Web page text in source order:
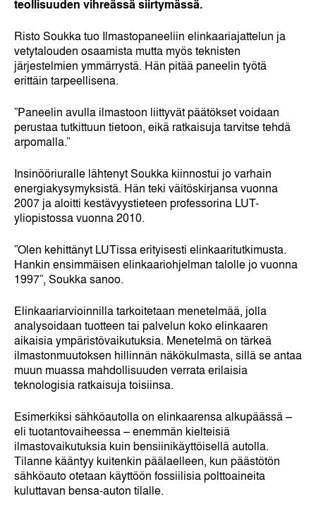
teollisuuden vihreässä siirtymässä.
Risto Soukka tuo Ilmastopaneeliin elinkaariajattelun ja
vetytalouden osaamista mutta myös teknisten
järjestelmien ymmärrystä. Hän pitää paneelin työtä
erittäin tarpeellisena.
”Paneelin avulla ilmastoon liittyvät päätökset voidaan
perustaa tutkittuun tietoon, eikä ratkaisuja tarvitse tehdä
arpomalla.”
Insinööriuralle lähtenyt Soukka kiinnostui jo varhain
energiakysymyksistä. Hän teki väitöskirjansa vuonna
2007 ja aloitti kestävyystieteen professorina LUT-
yliopistossa vuonna 2010.
”Olen kehittänyt LUTissa erityisesti elinkaaritutkimusta.
Hankin ensimmäisen elinkaariohjelman talolle jo vuonna
1997”, Soukka sanoo.
Elinkaariarvioinnilla tarkoitetaan menetelmää, jolla
analysoidaan tuotteen tai palvelun koko elinkaaren
aikaisia ympäristövaikutuksia. Menetelmä on tärkeä
ilmastonmuutoksen hillinnän näkökulmasta, sillä se antaa
muun muassa mahdollisuuden verrata erilaisia
teknologisia ratkaisuja toisiinsa.
Esimerkiksi sähköautolla on elinkaarensa alkupäässä –
eli tuotantovaiheessa – enemmän kielteisiä
ilmastovaikutuksia kuin bensiinikäyttöisellä autolla.
Tilanne kääntyy kuitenkin päälaelleen, kun päästötön
sähköauto otetaan käyttöön fossiilisia polttoaineita
kuluttavan bensa-auton tilalle.